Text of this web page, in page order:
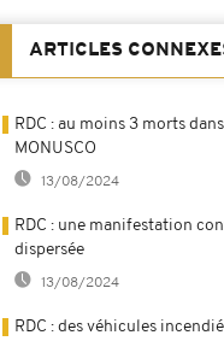
ARTICLES
RDC : au moins 3 morts
MONUSCO
13/08/2024
RDC : une manifestation
dispersée
13/08/2024
RDC : des véhicules